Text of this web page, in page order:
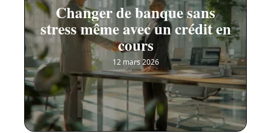
Changer de banque sans
stress même avec un crédit en
cours
12 mars 2026